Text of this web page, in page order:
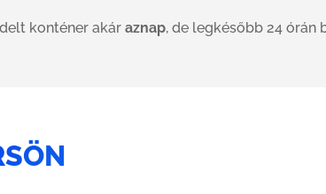
konténer akáraznap, de legkésőbb 24 órán